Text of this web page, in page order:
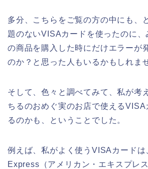
多分、こちらをご覧の方の中にも、
題のないVISAカードを使ったのに、
の商品を購入した時にだけエラーが
のか？と思った人もいるかもしれま
そして、色々と調べてみて、私が考
ちるのおめぐ実のお店で使えるVISA
るのかも、ということでした。
例えば、私がよく使うVISAカード
Express（アメリカン・エキスプレ